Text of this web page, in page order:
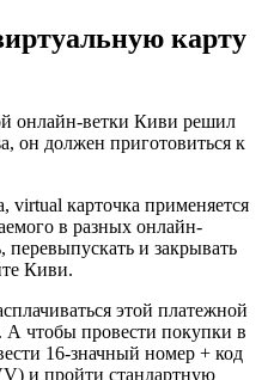
карту
онлайн-ветки Киви решил
он должен приготовиться к
virtual карточка применяется
в разных онлайн-
перевыпускать и закрывать
Киви.
этой платежной
А чтобы провести покупки в
16-значный номер + код
и пройти стандартную